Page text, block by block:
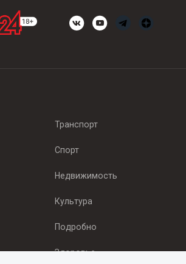
Транспорт
Спорт
Недвижимость
Культура
Подробно
Здоровье